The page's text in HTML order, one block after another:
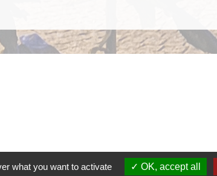
what you want to activate OK, accept all